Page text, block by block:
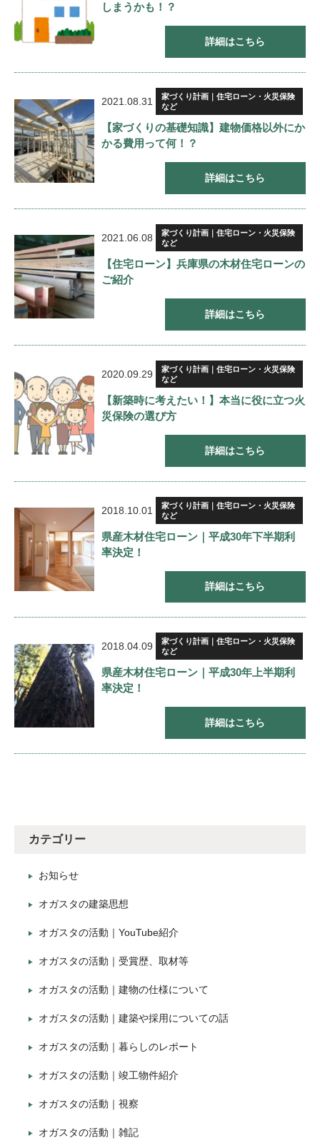
しまうかも！？
詳細はこちら
2021.08.31
家づくり計画｜住宅ローン・火災保険
など
【家づくりの基礎知識】建物価格以外にか
かる費用って何！？
詳細はこちら
2021.06.08
家づくり計画｜住宅ローン・火災保険
など
【住宅ローン】兵庫県の木材住宅ローンの
ご紹介
詳細はこちら
2020.09.29
家づくり計画｜住宅ローン・火災保険
など
【新築時に考えたい！】本当に役に立つ火
災保険の選び方
詳細はこちら
2018.10.01
家づくり計画｜住宅ローン・火災保険
など
県産木材住宅ローン｜平成30年下半期利
率決定！
詳細はこちら
2018.04.09
家づくり計画｜住宅ローン・火災保険
など
県産木材住宅ローン｜平成30年上半期利
率決定！
詳細はこちら
カテゴリー
お知らせ
オガスタの建築思想
オガスタの活動｜YouTube紹介
オガスタの活動｜受賞歴、取材等
オガスタの活動｜建物の仕様について
オガスタの活動｜建築や採用についての話
オガスタの活動｜暮らしのレポート
オガスタの活動｜竣工物件紹介
オガスタの活動｜視察
オガスタの活動｜雑記